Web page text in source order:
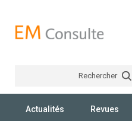
Rechercher
Actualités Revues